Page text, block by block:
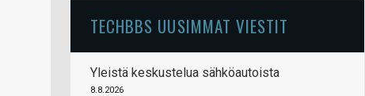
TECHBBS UUSIMMAT VIESTIT
Yleistä keskustelua sähköautoista
8.8.2026